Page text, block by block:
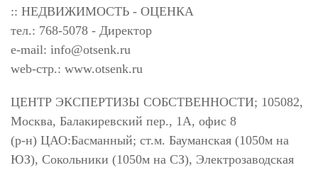
:: НЕДВИЖИМОСТЬ - ОЦЕНКА
тел.: 768-5078 - Директор
e-mail: info@otsenk.ru
web-стр.: www.otsenk.ru
ЦЕНТР ЭКСПЕРТИЗЫ СОБСТВЕННОСТИ; 105082,
Москва, Балакиревский пер., 1А, офис 8
(р-н) ЦАО:Басманный; ст.м. Бауманская (1050м на
ЮЗ), Сокольники (1050м на СЗ), Электрозаводская